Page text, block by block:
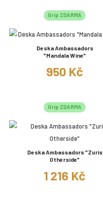
Grip ZDARMA
Deska Ambassadors
"Mandala Wine"
950 Kč
Grip ZDARMA
Deska Ambassadors "Zuris
Otherside"
1 216 Kč